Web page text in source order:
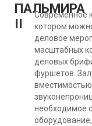
ПАЛЬМИРА
II
Современное
котором
деловое
масштабных
деловых
фуршетов.
необходимое